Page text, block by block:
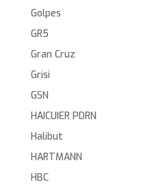
Golpes
GR5
Gran Cruz
Grisi
GSN
HAICUIER PDRN
Halibut
HARTMANN
HBC